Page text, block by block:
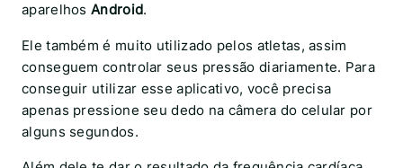
aparelhosAndroid.
Ele também é muito utilizado pelos atletas, assim
conseguem controlar seus pressão diariamente. Para
conseguir utilizar esse aplicativo, você precisa
apenas pressione seu dedo na câmera do celular por
alguns segundos.